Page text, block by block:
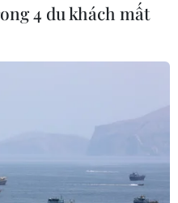
4 du khách mất